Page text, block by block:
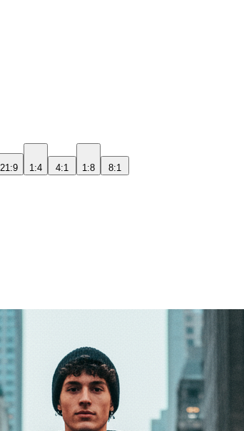
21:9 1:4 4:1 1:8 8:1